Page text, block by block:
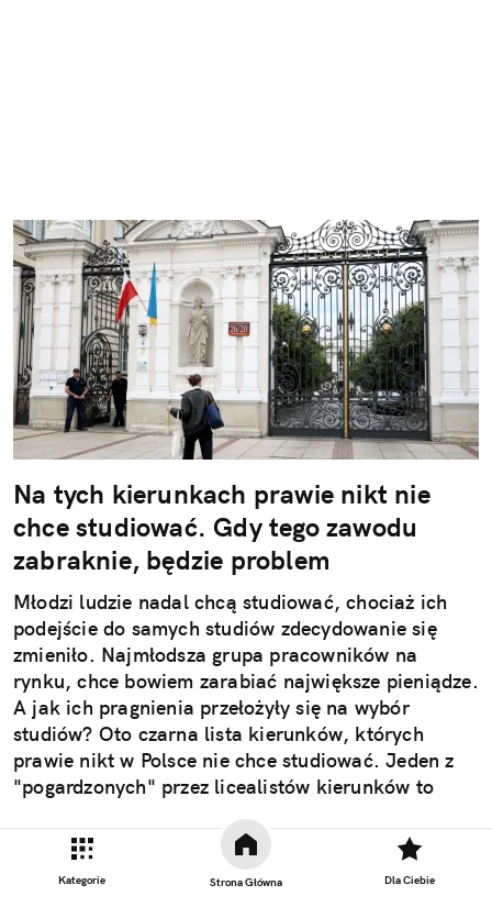
Kategorie Strona Główna Dla Ciebie
Na tych kierunkach prawie nikt nie
chce studiować. Gdy tego zawodu
zabraknie, będzie problem
Młodzi ludzie nadal chcą studiować, chociaż ich
podejście do samych studiów zdecydowanie się
zmieniło. Najmłodsza grupa pracowników na
rynku, chce bowiem zarabiać największe pieniądze.
A jak ich pragnienia przełożyły się na wybór
studiów? Oto czarna lista kierunków, których
prawie nikt w Polsce nie chce studiować. Jeden z
"pogardzonych" przez licealistów kierunków to
pedagogika przedszkolna i wczesnoszkolna. Czy to
oznacza, że zabraknie nauczycieli dla
najmłodszych?
Czytaj całość